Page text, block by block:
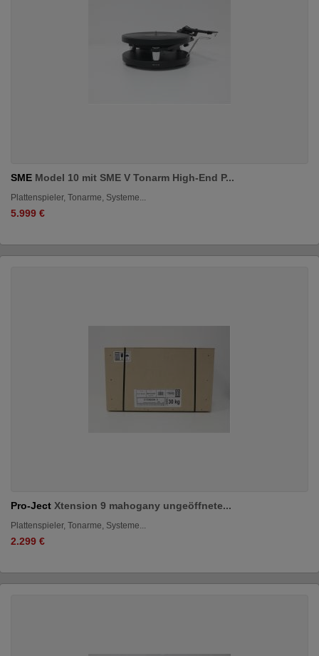
SME Model 10 mit SME V Tonarm High-End P...
Plattenspieler, Tonarme, Systeme...
5.999 €
Pro-Ject Xtension 9 mahogany ungeöffnete...
Plattenspieler, Tonarme, Systeme...
2.299 €